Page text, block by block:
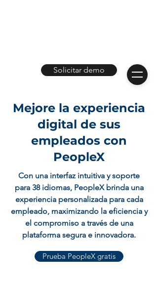
Solicitar demo
Mejore la experiencia
digital de sus
empleados con
PeopleX
Con una interfaz intuitiva y soporte
para 38 idiomas, PeopleX brinda una
experiencia personalizada para cada
empleado, maximizando la eficiencia y
el compromiso a través de una
plataforma segura e innovadora.
Prueba PeopleX gratis